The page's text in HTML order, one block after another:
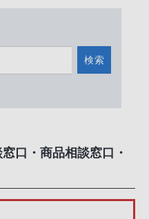
検索
口・商品相談窓口・